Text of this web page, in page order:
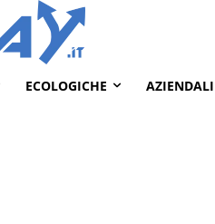
ECOLOGICHE AZIENDALI